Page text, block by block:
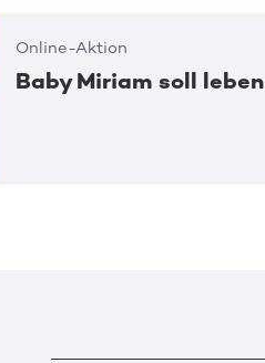
Online-Aktion
Baby Miriam soll leben